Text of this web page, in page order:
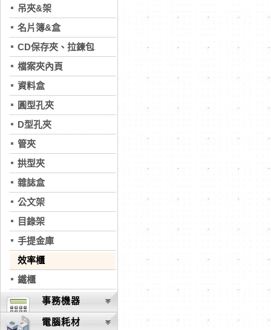
吊夾&架
名片簿&盒
CD保存夾、拉鍊包
檔案夾內頁
資料盒
圓型孔夾
D型孔夾
管夾
拱型夾
雜誌盒
公文架
目錄架
手提金庫
效率櫃
鐵櫃
事務機器
電腦耗材